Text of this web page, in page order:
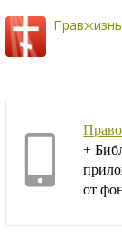
+
от